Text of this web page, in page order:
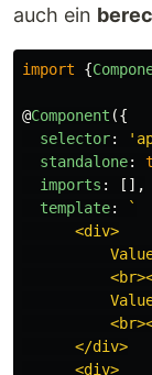
auch ein
import {
@Component ({
selector: '
standalone:
imports :
[],
template:
`
      <div>
      </div>
      <div>